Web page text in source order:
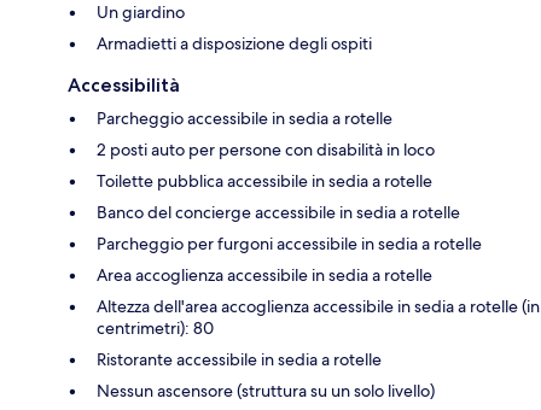
Un giardino
Armadietti a disposizione degli ospiti
Accessibilità
Parcheggio accessibile in sedia a rotelle
2 posti auto per persone con disabilità in loco
Toilette pubblica accessibile in sedia a rotelle
Banco del concierge accessibile in sedia a rotelle
Parcheggio per furgoni accessibile in sedia a rotelle
Area accoglienza accessibile in sedia a rotelle
Altezza dell'area accoglienza accessibile in sedia a rotelle (in
centrimetri): 80
Ristorante accessibile in sedia a rotelle
Nessun ascensore (struttura su un solo livello)